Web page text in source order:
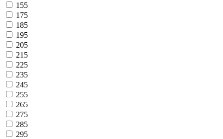
155
175
185
195
205
215
225
235
245
255
265
275
285
295